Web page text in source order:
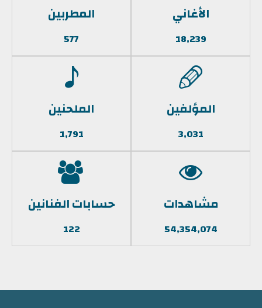
الأغاني
18,239
المطربين
577
المؤلفين
3,031
الملحنين
1,791
مشاهدات
54,354,074
حسابات الفنانين
122